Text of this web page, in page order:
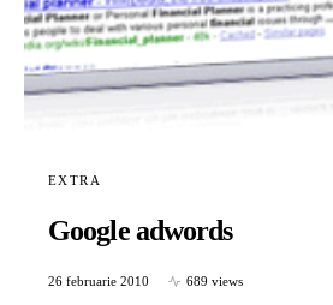
EXTRA
Google adwords
26 februarie 2010 689 views